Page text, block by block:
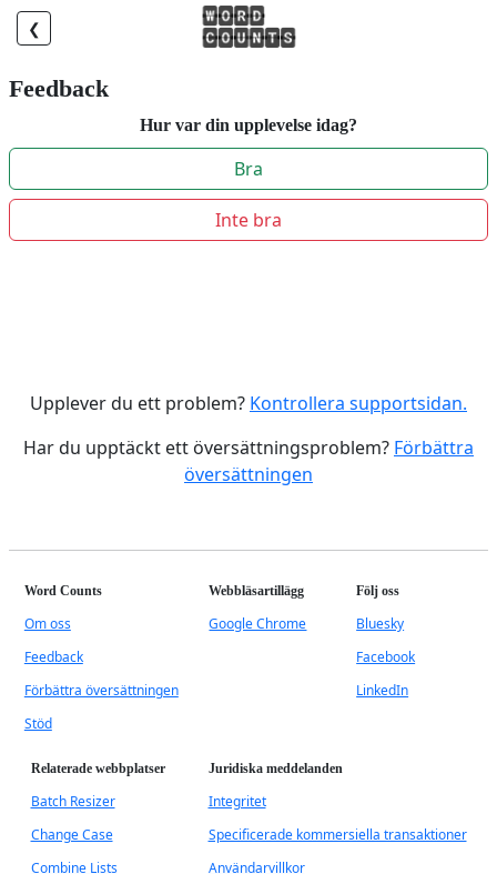
❮
Feedback
Hur var din upplevelse idag?
Bra
Inte bra
Upplever du ett problem? Kontrollera supportsidan.
Har du upptäckt ett översättningsproblem? Förbättra
översättningen
Word Counts
Om oss
Feedback
Förbättra översättningen
Stöd
Webbläsartillägg
Google Chrome
Följ oss
Bluesky
Facebook
LinkedIn
Relaterade webbplatser
Batch Resizer
Change Case
Combine Lists
Juridiska meddelanden
Integritet
Specificerade kommersiella transaktioner
Användarvillkor